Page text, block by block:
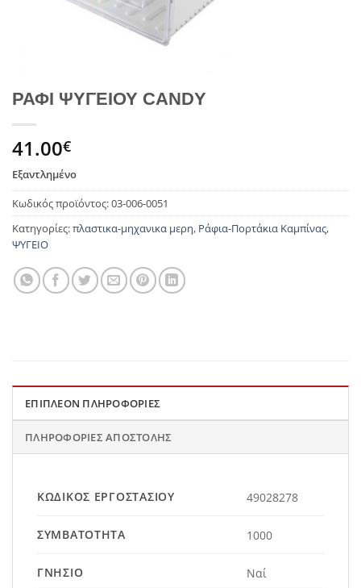
ΡΑΦΙ ΨΥΓΕΙΟΥ CANDY
41.00€
Εξαντλημένο
Κωδικός προϊόντος:03-006-0051
Κατηγορίες:πλαστικα-μηχανικα μερη, Ράφια-Πορτάκια Καμπίνας,
ΨΥΓΕΙΟ
ΕΠΙΠΛΈΟΝ ΠΛΗΡΟΦΟΡΊΕΣ
ΠΛΗΡΟΦΟΡΊΕΣ ΑΠΟΣΤΟΛΉΣ
ΚΩΔΙΚΌΣ ΕΡΓΟΣΤΑΣΊΟΥ 49028278
ΣΥΜΒΑΤΌΤΗΤΑ 1000
ΓΝΉΣΙΟ Ναί